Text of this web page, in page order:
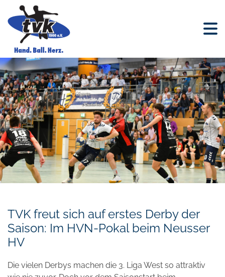
TVK freut sich auf erstes Derby der
Saison: Im HVN-Pokal beim Neusser
HV
Die vielen Derbys machen die 3. Liga West so attraktiv